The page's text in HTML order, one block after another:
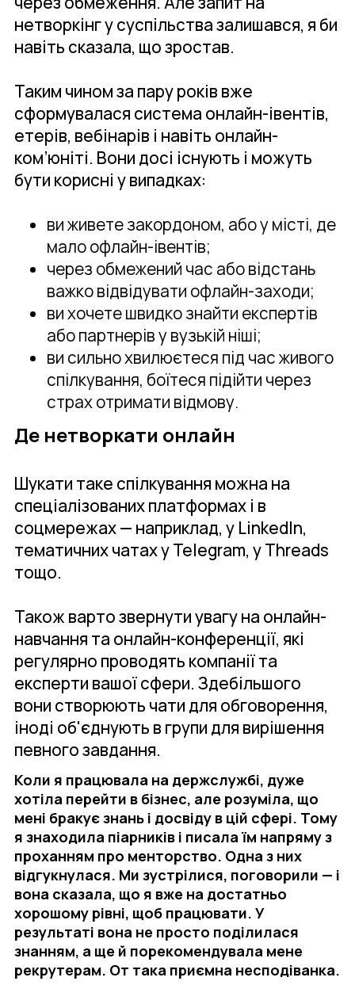
нетворкінг у суспільства залишався, я би
навіть сказала, що зростав.
Таким чином за пару років вже
сформувалася система онлайн-івентів,
етерів, вебінарів і навіть онлайн-
ком’юніті. Вони досі існують і можуть
бути корисні у випадках:
ви живете закордоном, або у місті, де
мало офлайн-івентів;
через обмежений час або відстань
важко відвідувати офлайн-заходи;
ви хочете швидко знайти експертів
або партнерів у вузькій ніші;
ви сильно хвилюєтеся під час живого
спілкування, боїтеся підійти через
страх отримати відмову.
Де нетворкати онлайн
Шукати таке спілкування можна на
спеціалізованих платформах і в
соцмережах — наприклад, у LinkedIn,
тематичних чатах у Telegram, у Threads
тощо.
Також варто звернути увагу на онлайн-
навчання та онлайн-конференції, які
регулярно проводять компанії та
експерти вашої сфери. Здебільшого
вони створюють чати для обговорення,
іноді об'єднують в групи для вирішення
певного завдання.
Коли я працювала на держслужбі, дуже
хотіла перейти в бізнес, але розуміла, що
мені бракує знань і досвіду в цій сфері. Тому
я знаходила піарників і писала їм напряму з
проханням про менторство. Одна з них
відгукнулася. Ми зустрілися, поговорили — і
вона сказала, що я вже на достатньо
хорошому рівні, щоб працювати. У
результаті вона не просто поділилася
знанням, а ще й порекомендувала мене
рекрутерам. От така приємна несподіванка.